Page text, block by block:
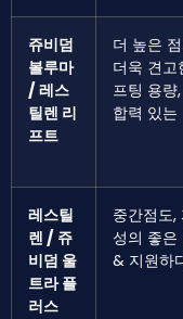
쥬비덤
볼루마
/ 레스
틸렌 리
프트
더 높은
더욱 견고
프팅 용량
합력 있는
레스틸
렌 / 쥬
비덤 울
트라 플
러스
중간점도,
성의 좋은
& 지원하